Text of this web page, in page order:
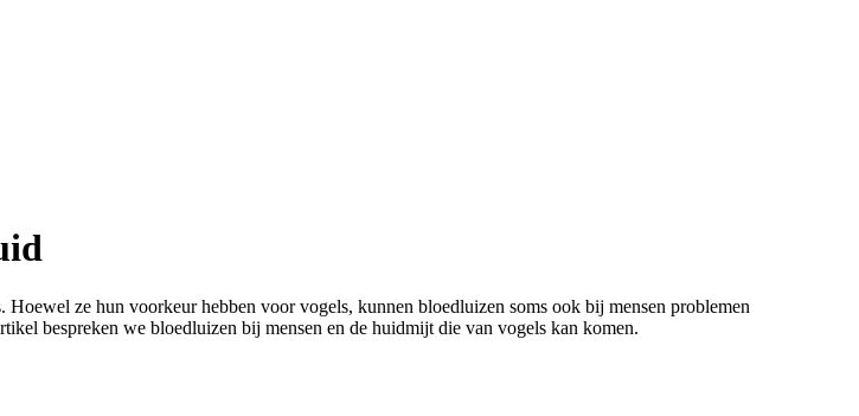
ze hun voorkeur hebben voor vogels, kunnen bloedluizen soms ook bij mensen problemen
bespreken we bloedluizen bij mensen en de huidmijt die van vogels kan komen.